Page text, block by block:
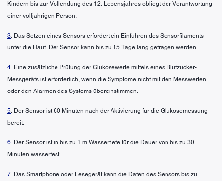
Kindern bis zur Vollendung des 12. Lebensjahres obliegt der Verantwortung
einer volljährigen Person.
3. Das Setzen eines Sensors erfordert ein Einführen des Sensorfilaments
unter die Haut. Der Sensor kann bis zu 15 Tage lang getragen werden.
4. Eine zusätzliche Prüfung der Glukosewerte mittels eines Blutzucker-
Messgeräts ist erforderlich, wenn die Symptome nicht mit den Messwerten
oder den Alarmen des Systems übereinstimmen.
5. Der Sensor ist 60 Minuten nach der Aktivierung für die Glukosemessung
bereit.
6. Der Sensor ist in bis zu 1 m Wassertiefe für die Dauer von bis zu 30
Minuten wasserfest.
7. Das Smartphone oder Lesegerät kann die Daten des Sensors bis zu